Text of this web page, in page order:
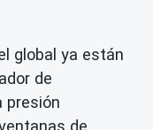
global ya están
de
presión
de